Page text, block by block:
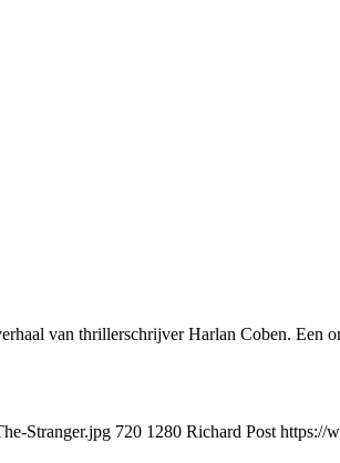
van thrillerschrijver Harlan Coben.
Stranger.jpg 720 1280 Richard Post https://